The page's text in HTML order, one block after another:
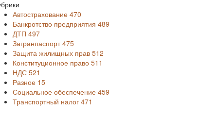
Автострахование 470
Банкротство предприятия 489
ДТП 497
Загранпаспорт475
Защита жилищных прав 512
Конституционное право 511
НДС 521
Разное 15
Социальное обеспечение 459
Транспортный налог 471